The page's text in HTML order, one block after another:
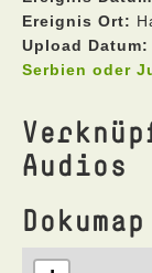
Ereignis Ort:
Upload Datum:
Serbien oder
Audios